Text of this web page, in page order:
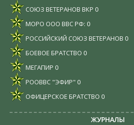
СОЮЗ ВЕТЕРАНОВ ВКР 0
МОРО ООО ВВС РФ: 0
РОССИЙСКИЙ СОЮЗ ВЕТЕРАНОВ 0
БОЕВОЕ БРАТСТВО 0
МЕГАПИР 0
РООВВС "ЭФИР" 0
ОФИЦЕРСКОЕ БРАТСТВО 0
ЖУРНАЛЫ